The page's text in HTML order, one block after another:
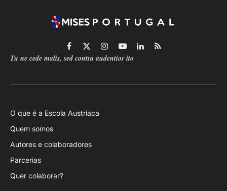
Facebook
X
(Twitter)
Instagram
YouTubeLinkedIn
RSS
Tu ne cede malis, sed contra audentior ito
O que é a Escola Austríaca
Quem somos
Autores e colaboradores
Parcerias
Quer colaborar?